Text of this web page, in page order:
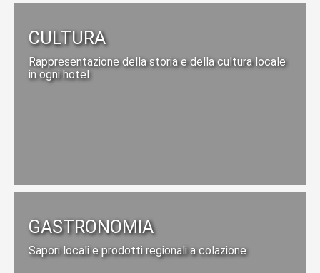
CULTURA
Rappresentazione della storia e della cultura locale
in ogni hotel
GASTRONOMIA
Sapori locali e prodotti regionali a colazione